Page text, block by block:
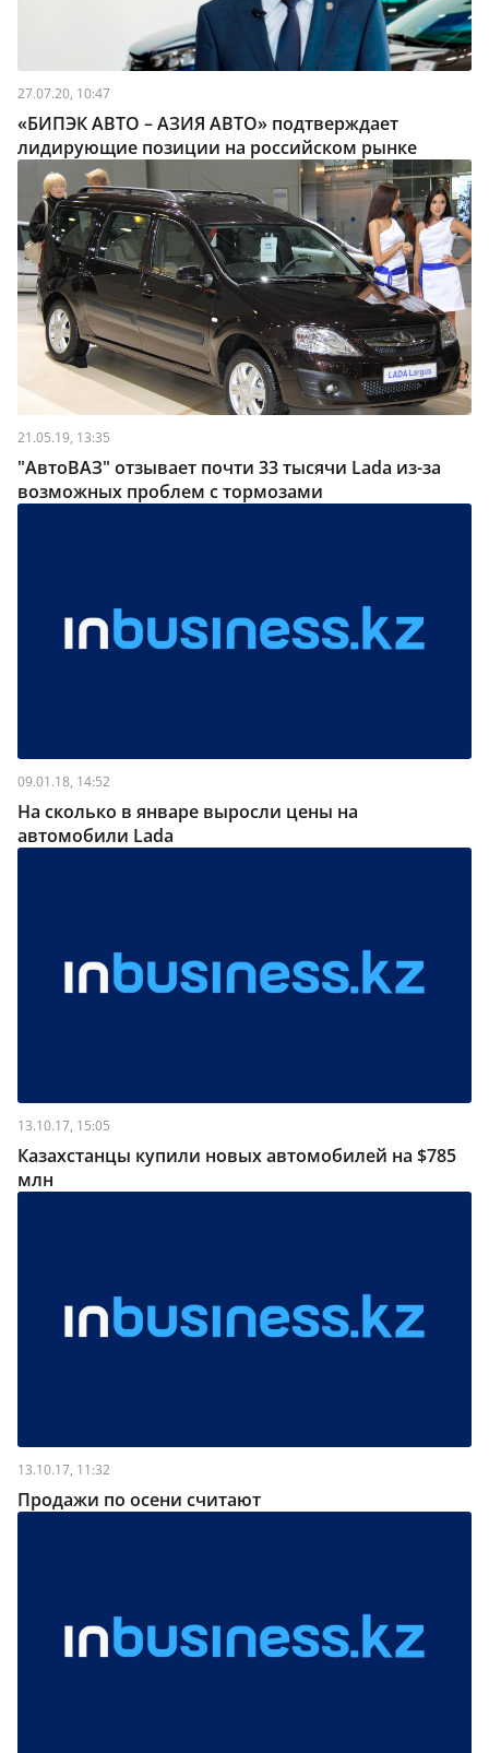
27.07.20, 10:47
«БИПЭК АВТО – АЗИЯ АВТО» подтверждает
лидирующие позиции на российском рынке
21.05.19, 13:35
"АвтоВАЗ" отзывает почти 33 тысячи Lada из-за
возможных проблем с тормозами
09.01.18, 14:52
На сколько в январе выросли цены на
автомобили Lada
13.10.17, 15:05
Казахстанцы купили новых автомобилей на $785
млн
13.10.17, 11:32
Продажи по осени считают